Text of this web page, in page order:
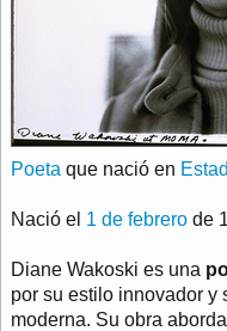
Poeta que nació en
Nació el 1 de febrero de
Diane Wakoski es una
por su estilo innovador y
moderna. Su obra